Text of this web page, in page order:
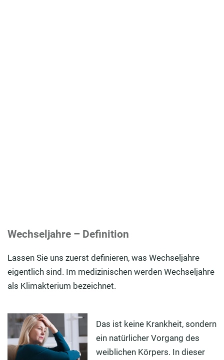
Wechseljahre – Definition
Lassen Sie uns zuerst definieren, was Wechseljahre
eigentlich sind. Im medizinischen werden Wechseljahre
als Klimakterium bezeichnet.
Das ist keine Krankheit, sondern
ein natürlicher Vorgang des
weiblichen Körpers. In dieser